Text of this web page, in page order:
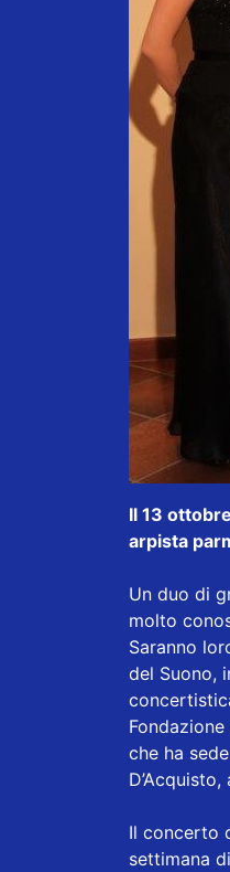
Il 13
arpista
Un duo di
molto
Saranno
del Suono,
che ha
Il concerto
settimana